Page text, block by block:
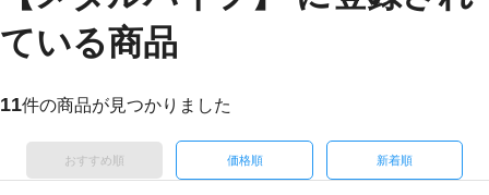
ている商品
11件の商品が見つかりました
おすすめ順 価格順 新着順